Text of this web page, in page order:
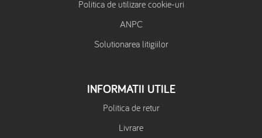
Politica de utilizare cookie-uri
ANPC
Solutionarea litigiilor
INFORMATII UTILE
Politica de retur
Livrare